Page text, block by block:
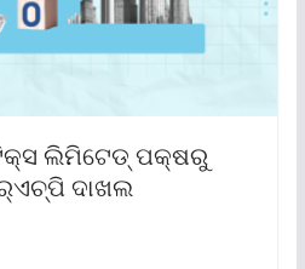
ଲିମିଟେଡ୍ ପକ୍ଷରୁ
ଦାଖଲ